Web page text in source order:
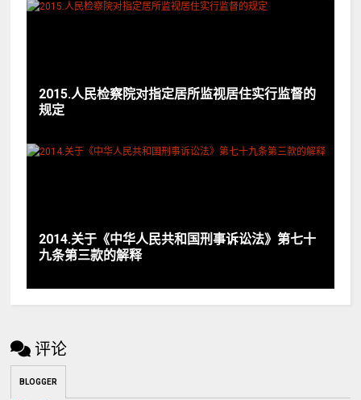
2015.人民检察院对指定居所监视居住实行监督的
规定
2014.关于《中华人民共和国刑事诉讼法》第七十
九条第三款的解释
评论
BLOGGER